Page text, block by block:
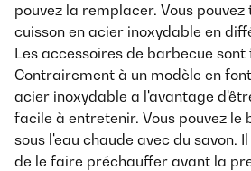
pouvez la remplacer. Vous
cuisson en acier inoxydable en
Les accessoires de barbecue
Contrairement à un modèle en
acier inoxydable a l'avantage
facile à entretenir. Vous pouvez le
sous l'eau chaude avec du savon.
de le faire préchauffer avant la